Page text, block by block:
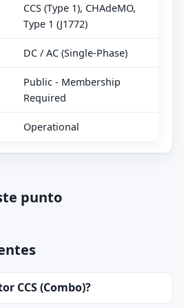
CCS (Type 1), CHAdeMO,
Type 1 (J1772)
DC / AC (Single-Phase)
Public - Membership
Required
Operational
punto
CCS (Combo)?